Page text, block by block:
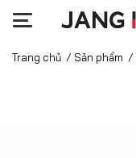
Trang chủ / Sản phẩm /